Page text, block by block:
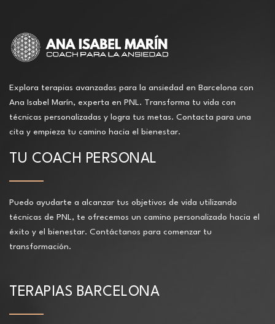
Explora terapias avanzadas para la ansiedad en Barcelona con
Ana Isabel Marín, experta en PNL. Transforma tu vida con
técnicas personalizadas y logra tus metas. Contacta para una
cita y empieza tu camino hacia el bienestar.
TU COACH PERSONAL
Puedo ayudarte a alcanzar tus objetivos de vida utilizando
técnicas de PNL, te ofrecemos un camino personalizado hacia el
éxito y el bienestar. Contáctanos para comenzar tu
transformación.
TERAPIAS BARCELONA